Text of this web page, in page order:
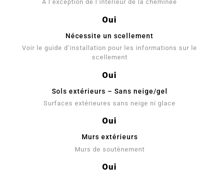
À l’exception de l’intérieur de la cheminée
Oui
Nécessite un scellement
Voir le guide d’installation pour les informations sur le
scellement
Oui
Sols extérieurs – Sans neige/gel
Surfaces extérieures sans neige ni glace
Oui
Murs extérieurs
Murs de soutènement
Oui